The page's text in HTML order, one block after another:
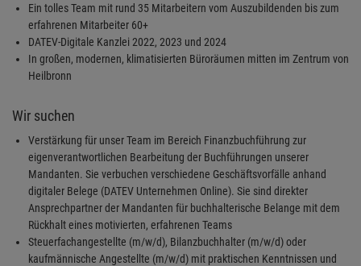
Ein tolles Team mit rund 35 Mitarbeitern vom Auszubildenden bis zum
erfahrenen Mitarbeiter 60+
DATEV-Digitale Kanzlei 2022, 2023 und 2024
In großen, modernen, klimatisierten Büroräumen mitten im Zentrum von
Heilbronn
Wir suchen
Verstärkung für unser Team im Bereich Finanzbuchführung zur
eigenverantwortlichen Bearbeitung der Buchführungen unserer
Mandanten. Sie verbuchen verschiedene Geschäftsvorfälle anhand
digitaler Belege (DATEV Unternehmen Online). Sie sind direkter
Ansprechpartner der Mandanten für buchhalterische Belange mit dem
Rückhalt eines motivierten, erfahrenen Teams
Steuerfachangestellte (m/w/d), Bilanzbuchhalter (m/w/d) oder
kaufmännische Angestellte (m/w/d) mit praktischen Kenntnissen und